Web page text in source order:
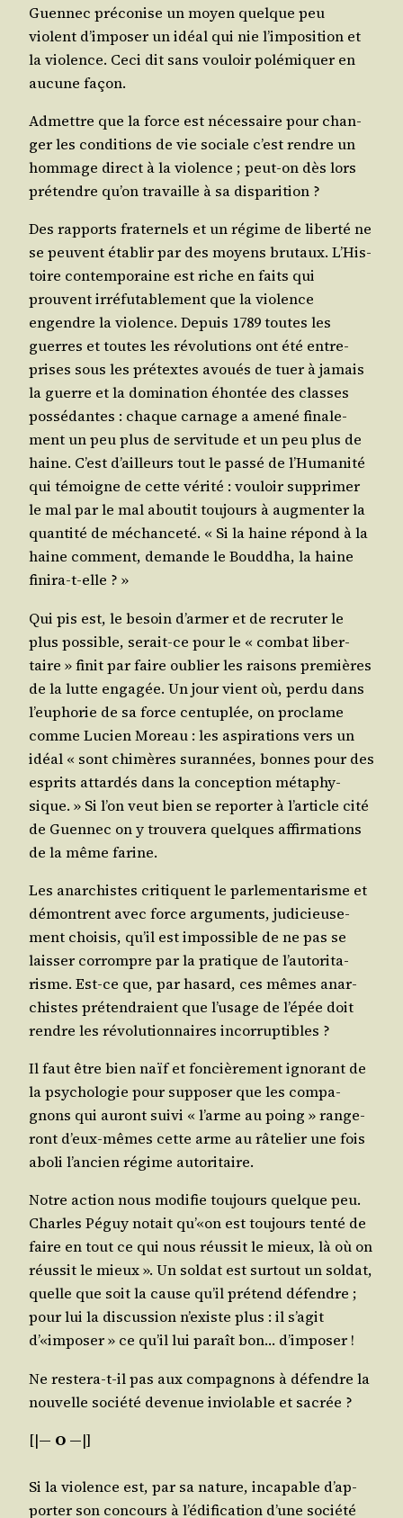
Guen­nec pré­co­nise un moyen quelque peu
violent d’im­po­ser un idéal qui nie l’im­po­si­tion et
la vio­lence. Ceci dit sans vou­loir polé­mi­quer en
aucune façon.
Admettre que la force est néces­saire pour chan­
ger les condi­tions de vie sociale c’est rendre un
hom­mage direct à la vio­lence ; peut-on dès lors
pré­tendre qu’on tra­vaille à sa disparition ?
Des rap­ports fra­ter­nels et un régime de liber­té ne
se peuvent éta­blir par des moyens bru­taux. L’His­
toire contem­po­raine est riche en faits qui
prouvent irré­fu­ta­ble­ment que la vio­lence
engendre la vio­lence. Depuis 1789 toutes les
guerres et toutes les révo­lu­tions ont été entre­
prises sous les pré­textes avoués de tuer à jamais
la guerre et la domi­na­tion éhon­tée des classes
pos­sé­dantes : chaque car­nage a ame­né fina­le­
ment un peu plus de ser­vi­tude et un peu plus de
haine. C’est d’ailleurs tout le pas­sé de l’Hu­ma­ni­té
qui témoigne de cette véri­té : vou­loir sup­pri­mer
le mal par le mal abou­tit tou­jours à aug­men­ter la
quan­ti­té de méchan­ce­té. « Si la haine répond à la
haine com­ment, demande le Boud­dha, la haine
finira-t-elle ? »
Qui pis est, le besoin d’ar­mer et de recru­ter le
plus pos­sible, serait-ce pour le « com­bat liber­
taire » finit par faire oublier les rai­sons pre­mières
de la lutte enga­gée. Un jour vient où, per­du dans
l’eu­pho­rie de sa force cen­tu­plée, on pro­clame
comme Lucien Moreau : les aspi­ra­tions vers un
idéal « sont chi­mères sur­an­nées, bonnes pour des
esprits attar­dés dans la concep­tion méta­phy­
sique. » Si l’on veut bien se repor­ter à l’ar­ticle cité
de Guen­nec on y trou­ve­ra quelques affir­ma­tions
de la même farine.
Les anar­chistes cri­tiquent le par­le­men­ta­risme et
démontrent avec force argu­ments, judi­cieu­se­
ment choi­sis, qu’il est impos­sible de ne pas se
lais­ser cor­rompre par la pra­tique de l’au­to­ri­ta­
risme. Est-ce que, par hasard, ces mêmes anar­
chistes pré­ten­draient que l’u­sage de l’é­pée doit
rendre les révo­lu­tion­naires incorruptibles ?
Il faut être bien naïf et fon­ciè­re­ment igno­rant de
la psy­cho­lo­gie pour sup­po­ser que les com­pa­
gnons qui auront sui­vi « l’arme au poing » ran­ge­
ront d’eux-mêmes cette arme au râte­lier une fois
abo­li l’an­cien régime autoritaire.
Notre action nous modi­fie tou­jours quelque peu.
Charles Péguy notait qu’«on est tou­jours ten­té de
faire en tout ce qui nous réus­sit le mieux, là où on
réus­sit le mieux ». Un sol­dat est sur­tout un sol­dat,
quelle que soit la cause qu’il pré­tend défendre ;
pour lui la dis­cus­sion n’existe plus : il s’a­git
d’«imposer » ce qu’il lui paraît bon… d’imposer !
Ne res­te­ra-t-il pas aux com­pa­gnons à défendre la
nou­velle socié­té deve­nue invio­lable et sacrée ?
[|― O ―|]
Si la vio­lence est, par sa nature, inca­pable d’ap­
por­ter son concours à l’é­di­fi­ca­tion d’une socié­té